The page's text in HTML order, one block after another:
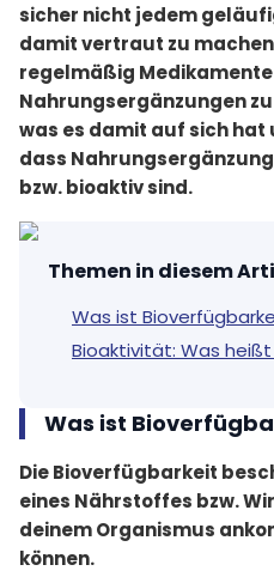
sicher nicht jedem
damit vertraut zu
regelmäßig
Nahrungsergänzungen
was es damit auf sich hat
dass
bzw. bioaktiv sind.
Themen in diesem
Was ist
Bioaktivität: Was
Was ist
Die Bioverfügbarkeit
eines Nährstoffes bzw.
deinem Organismus
können.